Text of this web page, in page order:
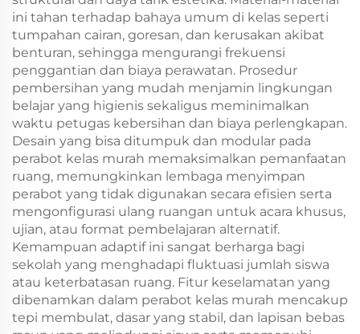
ini tahan terhadap bahaya umum di kelas seperti
tumpahan cairan, goresan, dan kerusakan akibat
benturan, sehingga mengurangi frekuensi
penggantian dan biaya perawatan. Prosedur
pembersihan yang mudah menjamin lingkungan
belajar yang higienis sekaligus meminimalkan
waktu petugas kebersihan dan biaya perlengkapan.
Desain yang bisa ditumpuk dan modular pada
perabot kelas murah memaksimalkan pemanfaatan
ruang, memungkinkan lembaga menyimpan
perabot yang tidak digunakan secara efisien serta
mengonfigurasi ulang ruangan untuk acara khusus,
ujian, atau format pembelajaran alternatif.
Kemampuan adaptif ini sangat berharga bagi
sekolah yang menghadapi fluktuasi jumlah siswa
atau keterbatasan ruang. Fitur keselamatan yang
dibenamkan dalam perabot kelas murah mencakup
tepi membulat, dasar yang stabil, dan lapisan bebas